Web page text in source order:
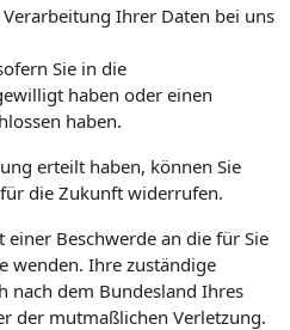
Ihrer Daten bei uns
Sie in die
haben oder einen
haben.
erteilt haben, können Sie
die Zukunft widerrufen.
Beschwerde an die für Sie
wenden. Ihre zuständige
nach dem Bundesland Ihres
der mutmaßlichen Verletzung.